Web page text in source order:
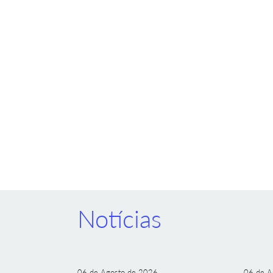
Notícias